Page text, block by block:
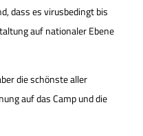
dass es virusbedingt bis
auf nationaler Ebene
die schönste aller
auf das Camp und die